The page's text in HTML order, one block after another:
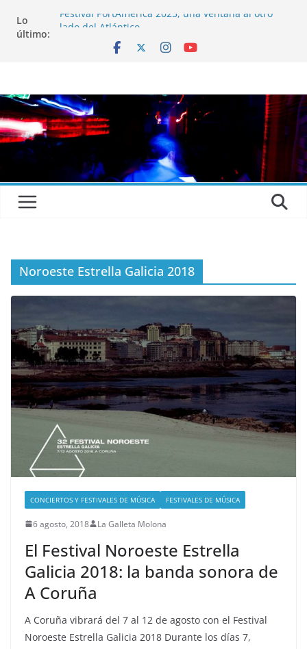
Lo
último:
Festival PortAmérica 2025, una ventana al otro
lado del Atlántico
El Atlantic Fest 2025 propone un menú musical
realmente exquisito
Entrevista a RUMIA
Entrevista a mariagrep
Noroeste Estrella Galicia 2018
CONCIERTOS Y FESTIVALES DE MÚSICA FESTIVALES DE MÚSICA
6 agosto, 2018 La Galleta Molona
El Festival Noroeste Estrella
Galicia 2018: la banda sonora de
A Coruña
A Coruña vibrará del 7 al 12 de agosto con el Festival
Noroeste Estrella Galicia 2018 Durante los días 7,